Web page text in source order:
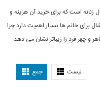
زنانه است که برای خرید آن هزینه و
برای خانم ها بسیار اهمیت دارد چرا
و چهر فرد را زیباتر نشان می دهد.
لیست جمع